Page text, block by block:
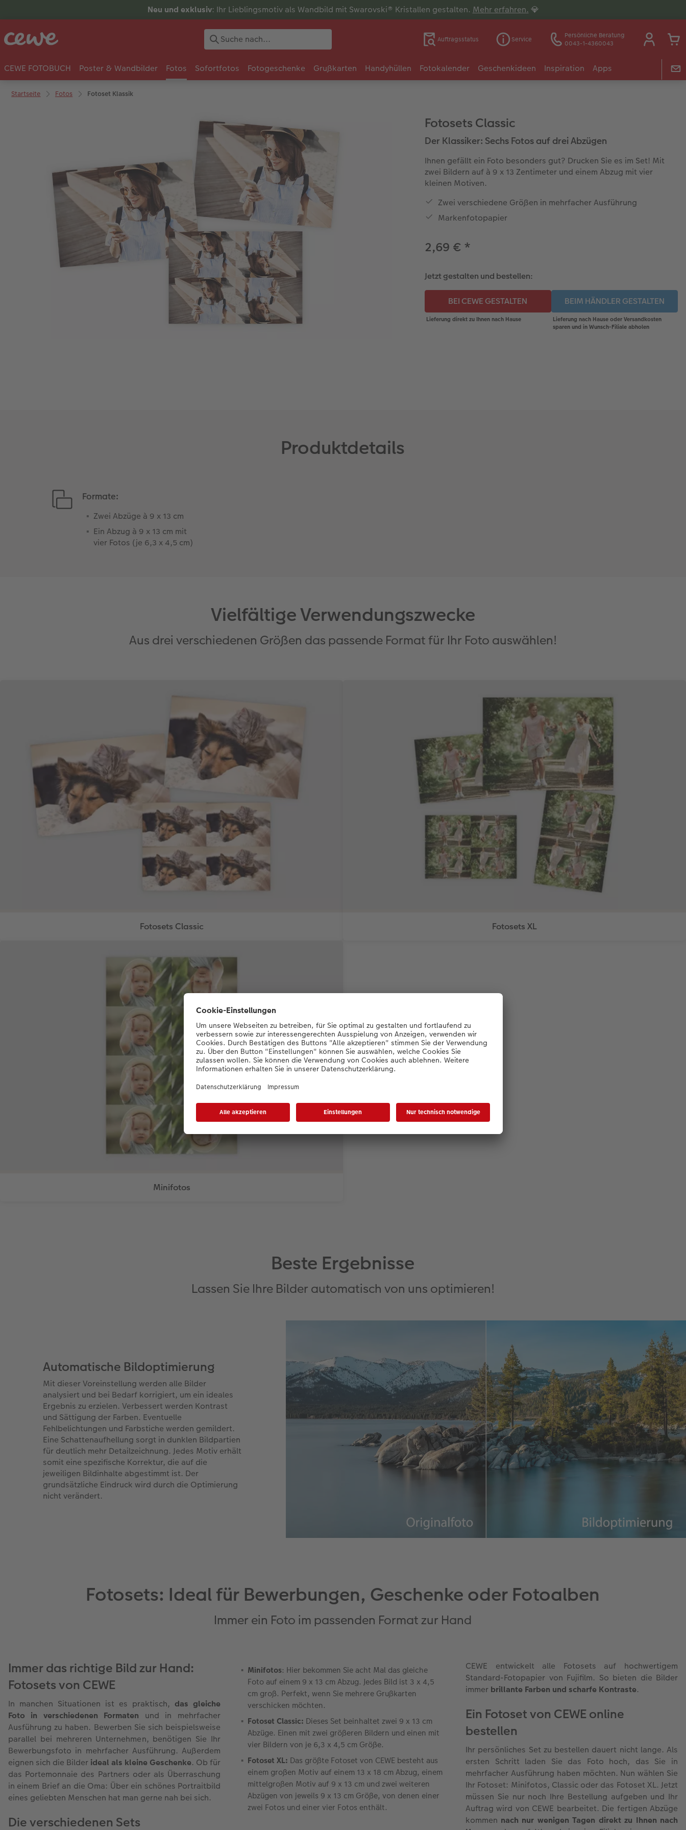
Neu und exklusiv: Ihr Lieblingsmotiv als Wandbild mit Swarovski® Kristallen gestalten. Mehr erfahren. 💎
Auftragsstatus Service
Persönliche Beratung
0043-1-4360043
CEWE FOTOBUCH Poster & Wandbilder Fotos Sofortfotos Fotogeschenke Grußkarten Handyhüllen Fotokalender Geschenkideen Inspiration Apps
Startseite Fotos Fotoset Klassik
Fotosets Classic
Der Klassiker: Sechs Fotos auf drei Abzügen
Ihnen gefällt ein Foto besonders gut? Drucken Sie es im Set! Mit
zwei Bildern auf à 9 x 13 Zentimeter und einem Abzug mit vier
kleinen Motiven.
Zwei verschiedene Größen in mehrfacher Ausführung
Markenfotopapier
2,69 € *
Jetzt gestalten und bestellen:
Produktdetails
Formate:
Zwei Abzüge à 9 x 13 cm
Ein Abzug à 9 x 13 cm mit
vier Fotos (je 6,3 x 4,5 cm)
Vielfältige Verwendungszwecke
Aus drei verschiedenen Größen das passende Format für Ihr Foto auswählen!
Fotosets Classic Fotosets XL
Minifotos
Beste Ergebnisse
Lassen Sie Ihre Bilder automatisch von uns optimieren!
Automatische Bildoptimierung
Mit dieser Voreinstellung werden alle Bilder
analysiert und bei Bedarf korrigiert, um ein ideales
Ergebnis zu erzielen. Verbessert werden Kontrast
und Sättigung der Farben. Eventuelle
Fehlbelichtungen und Farbstiche werden gemildert.
Eine Schattenaufhellung sorgt in dunklen Bildpartien
für deutlich mehr Detailzeichnung. Jedes Motiv erhält
somit eine spezifische Korrektur, die auf die
jeweiligen Bildinhalte abgestimmt ist. Der
grundsätzliche Eindruck wird durch die Optimierung
nicht verändert.
Fotosets: Ideal für Bewerbungen, Geschenke oder Fotoalben
Immer ein Foto im passenden Format zur Hand
Immer das richtige Bild zur Hand:
Fotosets von CEWE
In manchen Situationen ist es praktisch, das gleiche
Foto in verschiedenen Formaten und in mehrfacher
Ausführung zu haben. Bewerben Sie sich beispielsweise
parallel bei mehreren Unternehmen, benötigen Sie Ihr
Bewerbungsfoto in mehrfacher Ausführung. Außerdem
eignen sich die Bilder ideal als kleine Geschenke. Ob für
das Portemonnaie des Partners oder als Überraschung
in einem Brief an die Oma: Über ein schönes Portraitbild
eines geliebten Menschen hat man gerne nah bei sich.
Die verschiedenen Sets
Minifotos: Hier bekommen Sie acht Mal das gleiche
Foto auf einem 9 x 13 cm Abzug. Jedes Bild ist 3 x 4,5
cm groß. Perfekt, wenn Sie mehrere Grußkarten
verschicken möchten.
Fotoset Classic: Dieses Set beinhaltet zwei 9 x 13 cm
Abzüge. Einen mit zwei größeren Bildern und einen mit
vier Bildern von je 6,3 x 4,5 cm Größe.
Fotoset XL: Das größte Fotoset von CEWE besteht aus
einem großen Motiv auf einem 13 x 18 cm Abzug, einem
mittelgroßen Motiv auf 9 x 13 cm und zwei weiteren
Abzügen von jeweils 9 x 13 cm Größe, von denen einer
zwei Fotos und einer vier Fotos enthält.
CEWE entwickelt alle Fotosets auf hochwertigem
Standard-Fotopapier von Fujifilm. So bieten die Bilder
immer brillante Farben und scharfe Kontraste.
Ein Fotoset von CEWE online
bestellen
Ihr persönliches Set zu bestellen dauert nicht lange. Als
ersten Schritt laden Sie das Foto hoch, das Sie in
mehrfacher Ausführung haben möchten. Nun wählen Sie
Ihr Fotoset: Minifotos, Classic oder das Fotoset XL. Jetzt
müssen Sie nur noch Ihre Bestellung aufgeben und Ihr
Auftrag wird von CEWE bearbeitet. Die fertigen Abzüge
kommen nach nur wenigen Tagen direkt zu Ihnen nach